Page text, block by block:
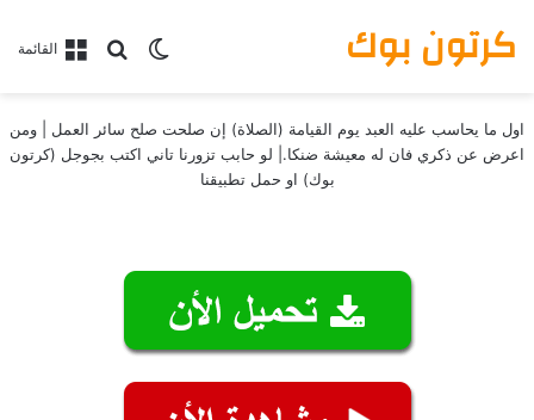
القائمةبحث عن
الوضع المظلم كرتون بوك
اول ما يحاسب عليه العبد يوم القيامة (الصلاة) إن صلحت صلح سائر العمل | ومن
اعرض عن ذكري فان له معيشة ضنكا.| لو حابب تزورنا تاني اكتب بجوجل (كرتون
بوك) او حمل تطبيقنا